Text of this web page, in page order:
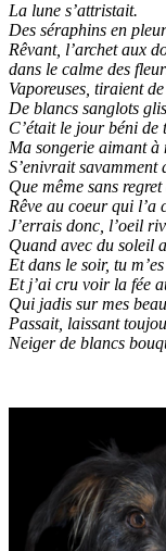
La lune s’attristait.
Des séraphins en
Rêvant, l’archet aux
dans le calme des
Vaporeuses, tiraient
De blancs sanglots
C’était le jour béni de
Ma songerie aimant à
S’enivrait savamment
Que même sans
Rêve au coeur qui l’a
J’errais donc, l’oeil
Quand avec du soleil
Et dans le soir, tu
Et j’ai cru voir la fée
Qui jadis sur mes
Passait, laissant
Neiger de blancs